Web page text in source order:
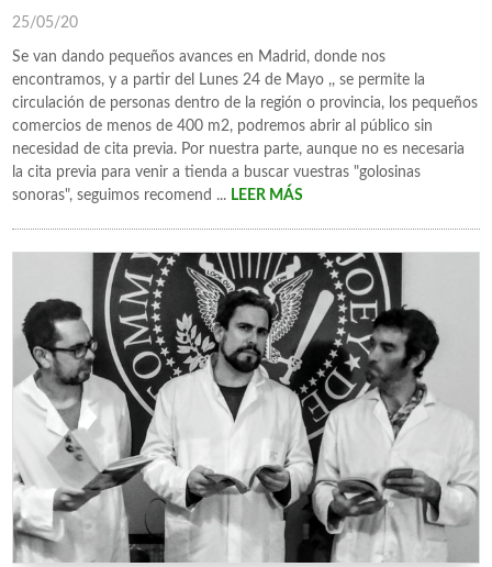
25/05/20
Se van dando pequeños avances en Madrid, donde nos
encontramos, y a partir del Lunes 24 de Mayo ,, se permite la
circulación de personas dentro de la región o provincia, los pequeños
comercios de menos de 400 m2, podremos abrir al público sin
necesidad de cita previa. Por nuestra parte, aunque no es necesaria
la cita previa para venir a tienda a buscar vuestras "golosinas
sonoras", seguimos recomend ... LEER MÁS